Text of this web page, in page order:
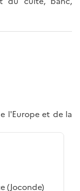
l'Europe et de la
(Joconde)